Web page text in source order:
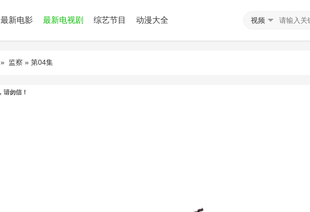
最新电影 最新电视剧 综艺节目 动漫大全 视频
» 监察 » 第04集